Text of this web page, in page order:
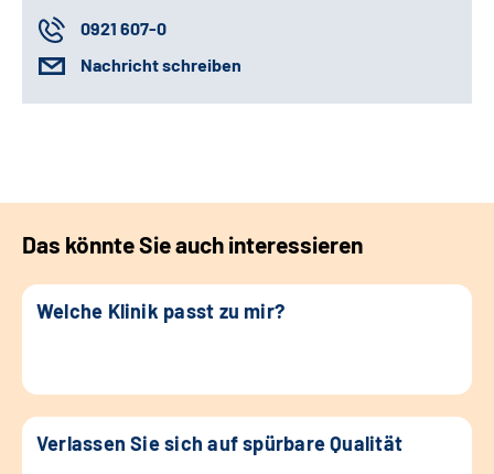
0921 607-0
Nachricht schreiben
Das könnte Sie auch interessieren
Welche Klinik passt zu mir?
Verlassen Sie sich auf spürbare Qualität